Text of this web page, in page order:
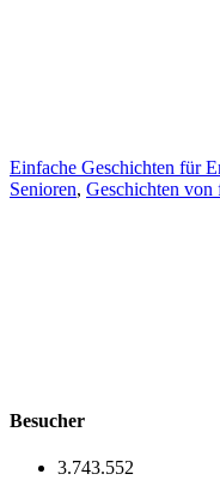
Einfache Geschichten für
Senioren, Geschichten von
Besucher
3.743.552